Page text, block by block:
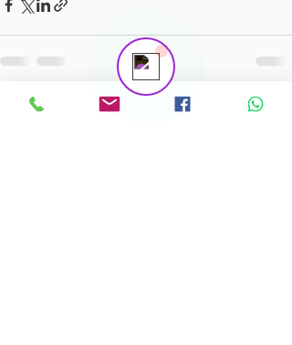
Entradas recientes Ver todo